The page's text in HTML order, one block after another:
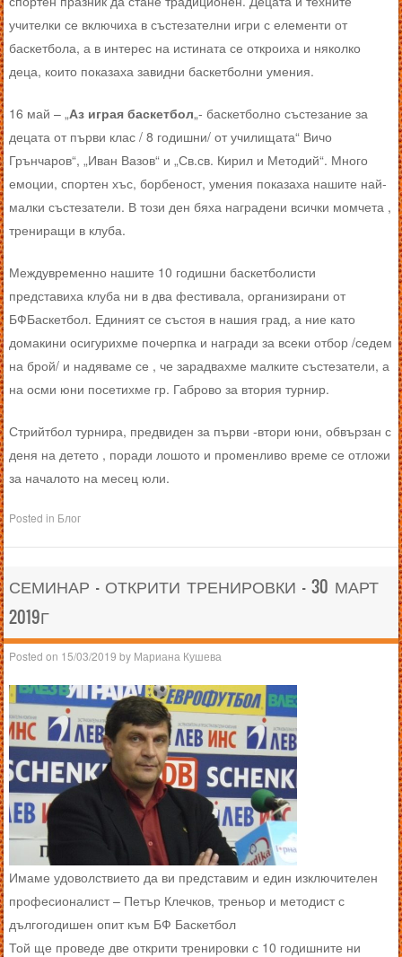
учителки се включиха в състезателни игри с елементи от
баскетбола, а в интерес на истината се откроиха и няколко
деца, които показаха завидни баскетболни умения.
16 май – „Аз играя баскетбол„- баскетболно състезание за
децата от първи клас / 8 годишни/ от училищата“ Вичо
Грънчаров“, „Иван Вазов“ и „Св.св. Кирил и Методий“. Много
емоции, спортен хъс, борбеност, умения показаха нашите най-
малки състезатели. В този ден бяха наградени всички момчета ,
трениращи в клуба.
Междувременно нашите 10 годишни баскетболисти
представиха клуба ни в два фестивала, организирани от
БФБаскетбол. Единият се състоя в нашия град, а ние като
домакини осигурихме почерпка и награди за всеки отбор /седем
на брой/ и надяваме се , че зарадвахме малките състезатели, а
на осми юни посетихме гр. Габрово за втория турнир.
Стрийтбол турнира, предвиден за първи -втори юни, обвързан с
деня на детето , поради лошото и променливо време се отложи
за началото на месец юли.
Posted in Блог
СЕМИНАР – ОТКРИТИ ТРЕНИРОВКИ – 30 МАРТ
2019Г
Posted on 15/03/2019 by Мариана Кушева
Имаме удоволствието да ви представим и един изключителен
професионалист – Петър Клечков, треньор и методист с
дългогодишен опит към БФ Баскетбол
Той ще проведе две открити тренировки с 10 годишните ни